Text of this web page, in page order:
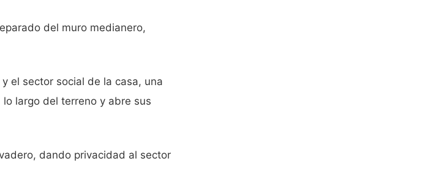
del muro medianero,
el sector social de la casa, una
largo del terreno y abre sus
dando privacidad al sector